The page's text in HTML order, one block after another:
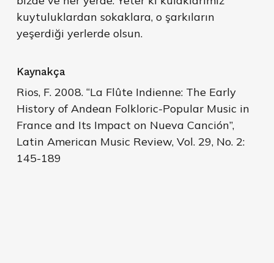
kuytuluklardan sokaklara, o şarkıların
yeşerdiği yerlerde olsun.
Kaynakça
Rios, F. 2008. “La Flûte Indienne: The Early
History of Andean Folkloric-Popular Music in
France and Its Impact on Nueva Canción”,
Latin American Music Review, Vol. 29, No. 2:
145-189